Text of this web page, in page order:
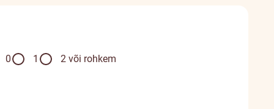
0 1
2 või rohkem